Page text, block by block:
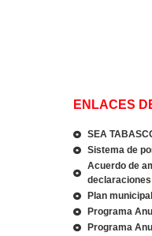
ENLACES
SEA
Sistema de
Acuerdo de
Plan
Programa
Programa